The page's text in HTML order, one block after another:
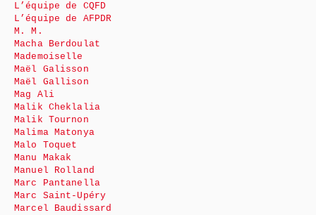
L’équipe de CQFD
L’équipe de AFPDR
M. M.
Macha Berdoulat
Mademoiselle
Maël Galisson
Maël Gallison
Mag Ali
Malik Cheklalia
Malik Tournon
Malima Matonya
Malo Toquet
Manu Makak
Manuel Rolland
Marc Pantanella
Marc Saint-Upéry
Marcel Baudissard